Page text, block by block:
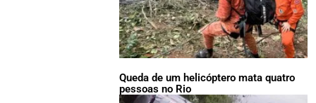
Queda de um helicóptero mata quatro
pessoas no Rio